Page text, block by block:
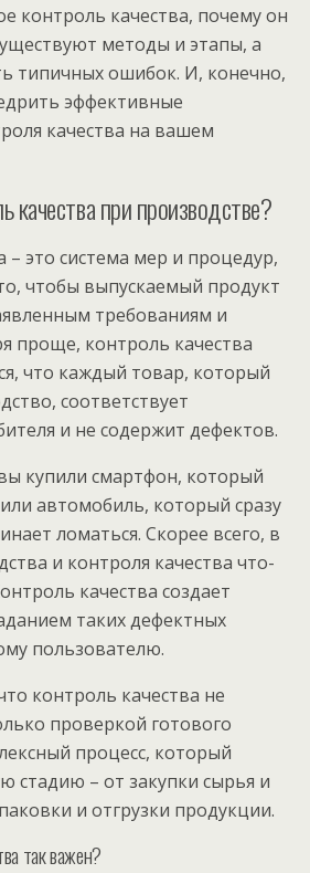
контроль качества, почему он
методы и этапы, а
типичных ошибок. И, конечно,
эффективные
качества на вашем
качества при производстве?
– это система мер и процедур,
чтобы выпускаемый продукт
требованиям и
проще, контроль качества
что каждый товар, который
соответствует
и не содержит дефектов.
купили смартфон, который
автомобиль, который сразу
ломаться. Скорее всего, в
и контроля качества что-
качества создает
таких дефектных
пользователю.
контроль качества не
проверкой готового
процесс, который
стадию – от закупки сырья и
и отгрузки продукции.
так важен?